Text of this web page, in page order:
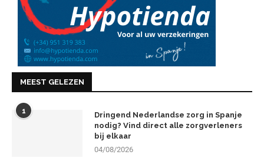
MEEST GELEZEN
1
Dringend Nederlandse zorg in Spanje
nodig? Vind direct alle zorgverleners
bij elkaar
04/08/2026